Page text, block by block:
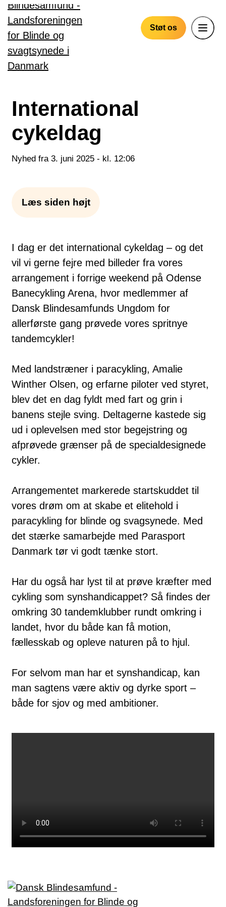
Gå til hovedindhold
Støt os
International
cykeldag
Nyhed fra 3. juni 2025 - kl. 12:06
Læs siden højt
I dag er det international cykeldag – og det
vil vi gerne fejre med billeder fra vores
arrangement i forrige weekend på Odense
Banecykling Arena, hvor medlemmer af
Dansk Blindesamfunds Ungdom for
allerførste gang prøvede vores spritnye
tandemcykler!
Med landstræner i paracykling, Amalie
Winther Olsen, og erfarne piloter ved styret,
blev det en dag fyldt med fart og grin i
banens stejle sving. Deltagerne kastede sig
ud i oplevelsen med stor begejstring og
afprøvede grænser på de specialdesignede
cykler.
Arrangementet markerede startskuddet til
vores drøm om at skabe et elitehold i
paracykling for blinde og svagsynede. Med
det stærke samarbejde med Parasport
Danmark tør vi godt tænke stort.
Har du også har lyst til at prøve kræfter med
cykling som synshandicappet? Så findes der
omkring 30 tandemklubber rundt omkring i
landet, hvor du både kan få motion,
fællesskab og opleve naturen på to hjul.
For selvom man har et synshandicap, kan
man sagtens være aktiv og dyrke sport –
både for sjov og med ambitioner.